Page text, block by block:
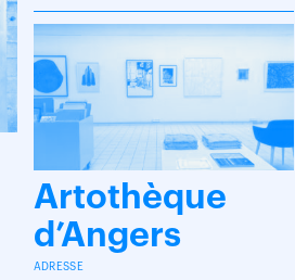
Artothèque
d’Angers
ADRESSE